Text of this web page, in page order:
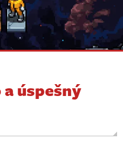
úspešný